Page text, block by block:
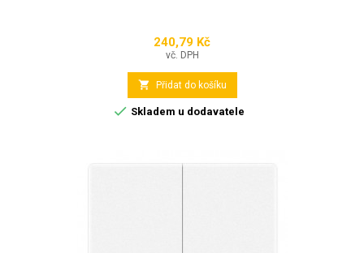
Cena
240,79 Kč
vč. DPH
 Přidat do košíku
 Skladem u dodavatele